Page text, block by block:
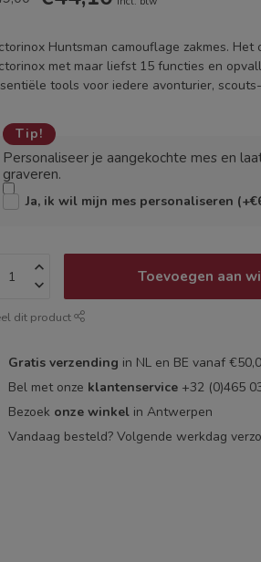
Huntsman camouflage zakmes. Het
met maar liefst 15 functies en
tools voor iedere avonturier,
Tip!
Personaliseer je aangekochte mes en
graveren.
Ja, ik wil mijn mes personaliseren
Toevoegen aan
dit product
Gratis verzending in NL en BE vanaf
Bel met onze klantenservice +32 (0)465
Bezoek onze winkel in Antwerpen
Vandaag besteld? Volgende werkdag